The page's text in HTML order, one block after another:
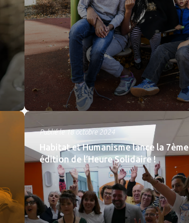
Publié le 18 octobre 2024
Habitat et Humanisme lance la 7ème
édition de l’Heure Solidaire !